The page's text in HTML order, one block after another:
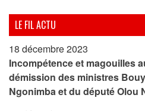
LE FIL ACTU
18 décembre 2023
Incompétence et magouilles
démission des ministres
Ngonimba et du député Olou